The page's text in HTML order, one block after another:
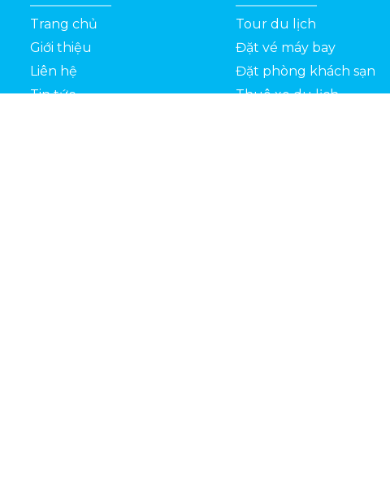
Trang chủ
Giới thiệu
Liên hệ
Tin tức
Tour du lịch
Đặt vé máy bay
Đặt phòng khách sạn
Thuê xe du lịch